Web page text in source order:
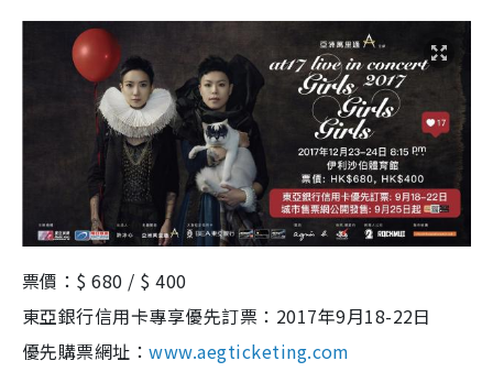
票價：$ 680 / $ 400
東亞銀行信用卡專享優先訂票：2017年9月18-22日
優先購票網址：www.aegticketing.com